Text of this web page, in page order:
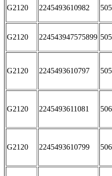
G2120 2245493610982
G2120 224543947575899
G2120 2245493610797
G2120 2245493611081
G2120 2245493610799